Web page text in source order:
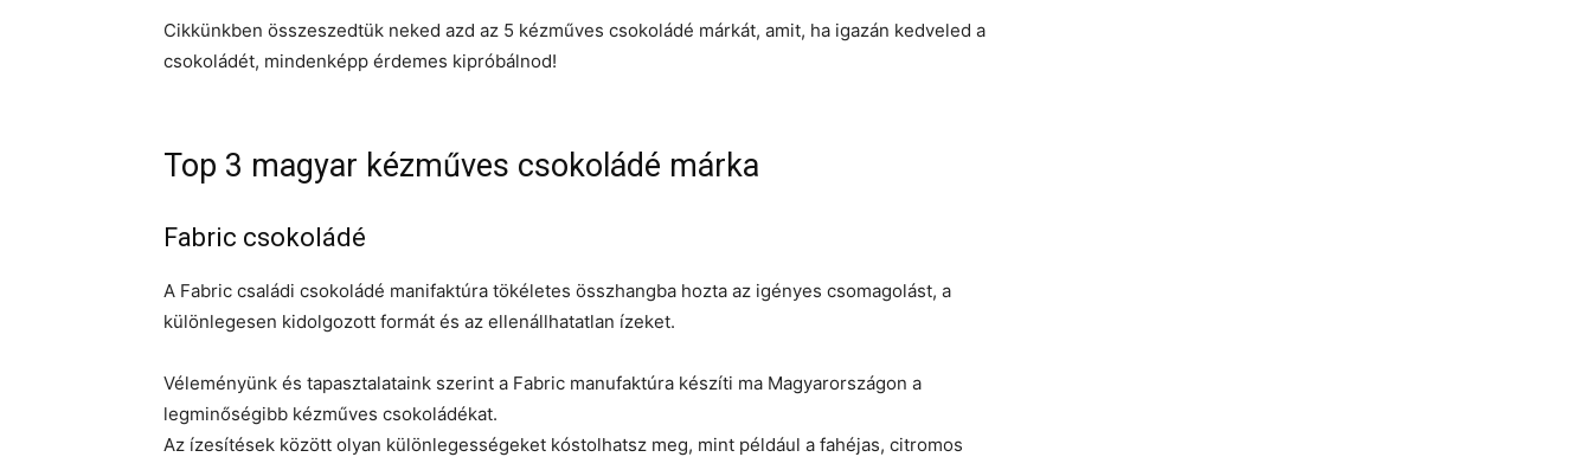
Cikkünkben összeszedtük neked azd az 5 kézműves csokoládé márkát, amit, ha igazán kedveled a
csokoládét, mindenképp érdemes kipróbálnod!
Top 3 magyar kézműves csokoládé márka
Fabric csokoládé
A Fabric családi csokoládé manifaktúra tökéletes összhangba hozta az igényes csomagolást, a
különlegesen kidolgozott formát és az ellenállhatatlan ízeket.
Véleményünk és tapasztalataink szerint a Fabric manufaktúra készíti ma Magyarországon a
legminőségibb kézműves csokoládékat.
Az ízesítések között olyan különlegességeket kóstolhatsz meg, mint például a fahéjas, citromos